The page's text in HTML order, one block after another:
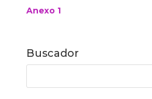
Anexo 1
Buscador